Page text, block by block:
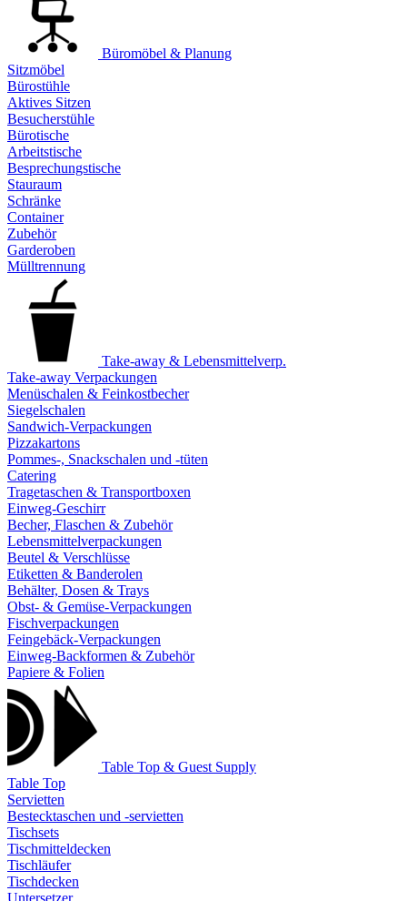
Büromöbel & Planung
Sitzmöbel
Bürostühle
Aktives Sitzen
Besucherstühle
Bürotische
Arbeitstische
Besprechungstische
Stauraum
Schränke
Container
Zubehör
Garderoben
Mülltrennung
Take-away & Lebensmittelverp.
Take-away Verpackungen
Menüschalen & Feinkostbecher
Siegelschalen
Sandwich-Verpackungen
Pizzakartons
Pommes-, Snackschalen und -tüten
Catering
Tragetaschen & Transportboxen
Einweg-Geschirr
Becher, Flaschen & Zubehör
Lebensmittelverpackungen
Beutel & Verschlüsse
Etiketten & Banderolen
Behälter, Dosen & Trays
Obst- & Gemüse-Verpackungen
Fischverpackungen
Feingebäck-Verpackungen
Einweg-Backformen & Zubehör
Papiere & Folien
Table Top & Guest Supply
Table Top
Servietten
Bestecktaschen und -servietten
Tischsets
Tischmitteldecken
Tischläufer
Tischdecken